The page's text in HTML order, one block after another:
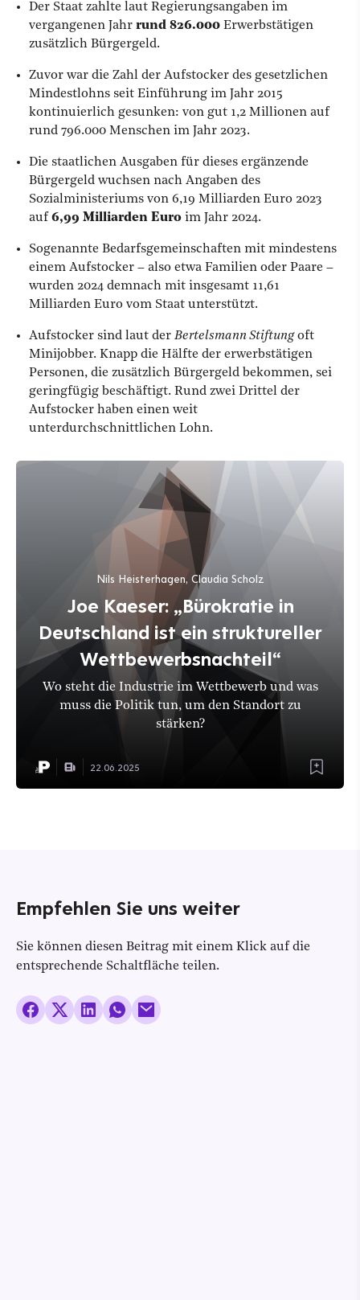
Der Staat zahlte laut Regierungsangaben im
vergangenen Jahr rund 826.000 Erwerbstätigen
zusätzlich Bürgergeld.
Zuvor war die Zahl der Aufstocker des gesetzlichen
Mindestlohns seit Einführung im Jahr 2015
kontinuierlich gesunken: von gut 1,2 Millionen auf
rund 796.000 Menschen im Jahr 2023.
Die staatlichen Ausgaben für dieses ergänzende
Bürgergeld wuchsen nach Angaben des
Sozialministeriums von 6,19 Milliarden Euro 2023
auf 6,99 Milliarden Euro im Jahr 2024.
Sogenannte Bedarfsgemeinschaften mit mindestens
einem Aufstocker – also etwa Familien oder Paare –
wurden 2024 demnach mit insgesamt 11,61
Milliarden Euro vom Staat unterstützt.
Aufstocker sind laut der Bertelsmann Stiftungoft
Minijobber. Knapp die Hälfte der erwerbstätigen
Personen, die zusätzlich Bürgergeld bekommen, sei
geringfügig beschäftigt. Rund zwei Drittel der
Aufstocker haben einen weit
unterdurchschnittlichen Lohn.
Nils Heisterhagen, Claudia Scholz
Joe Kaeser: „Bürokratie in
Deutschland ist ein struktureller
Wettbewerbsnachteil“
Wo steht die Industrie im Wettbewerb und was
muss die Politik tun, um den Standort zu
stärken?
22.06.2025
Empfehlen Sie uns weiter
Sie können diesen Beitrag mit einem Klick auf die
entsprechende Schaltfläche teilen.